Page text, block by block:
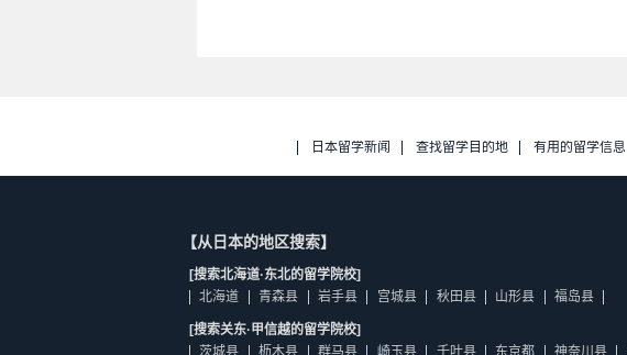
日本留学新闻 查找留学目的地 有用的留学信息
【从日本的地区搜索】
[搜索北海道·东北的留学院校]
北海道
青森县 岩手县 宫城县 秋田县 山形县 福岛县
[搜索关东·甲信越的留学院校]
茨城县
枥木县 群马县 崎玉县 千叶县 东京都 神奈川县